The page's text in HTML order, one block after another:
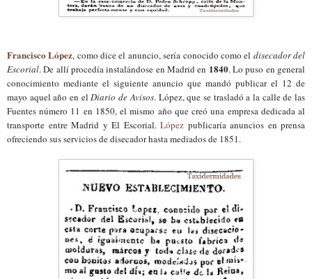
Francisco López, como dice el anuncio, sería conocido como el disecador del
Escorial. De allí procedía instalándose en Madrid en 1840. Lo puso en general
conocimiento mediante el siguiente anuncio que mandó publicar el 12 de
mayo aquel año en el Diario de Avisos. López, que se trasladó a la calle de las
Fuentes número 11 en 1850, el mismo año que creó una empresa dedicada al
transporte entre Madrid y El Escorial. López publicaría anuncios en prensa
ofreciendo sus servicios de disecador hasta mediados de 1851.